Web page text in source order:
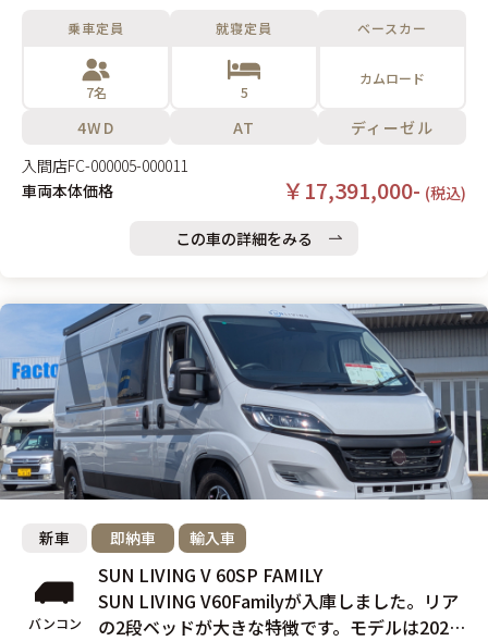
乗車定員
7名
就寝定員
5
ベースカー
カムロード
4WD AT
ディーゼル
入間店FC-000005-000011
車両本体価格
￥17,391,000- (税込)
この車の詳細をみる
新車 即納車 輸入車
バンコン
SUN LIVING V 60SP FAMILY
SUN LIVING V60Familyが入庫しました。リア
の2段ベッドが大きな特徴です。モデルは2023